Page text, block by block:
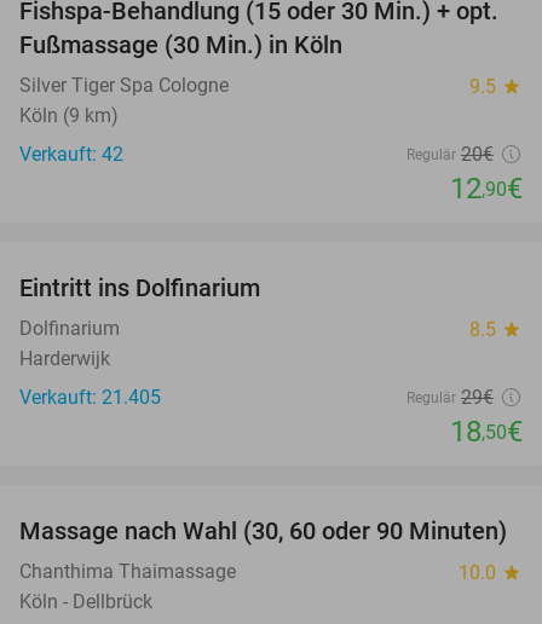
36%
Fishspa-Behandlung (15 oder 30 Min.) + opt.
Fußmassage (30 Min.) in Köln
Silver Tiger Spa Cologne 9.5 star
Köln (9 km)
Verkauft: 42
Regulär 20€
12,90€
Eintritt ins Dolfinarium
Dolfinarium 8.5 star
Harderwijk
Verkauft: 21.405
Regulär 29€
18,50€
34%
Massage nach Wahl (30, 60 oder 90 Minuten)
Chanthima Thaimassage 10.0 star
Köln - Dellbrück